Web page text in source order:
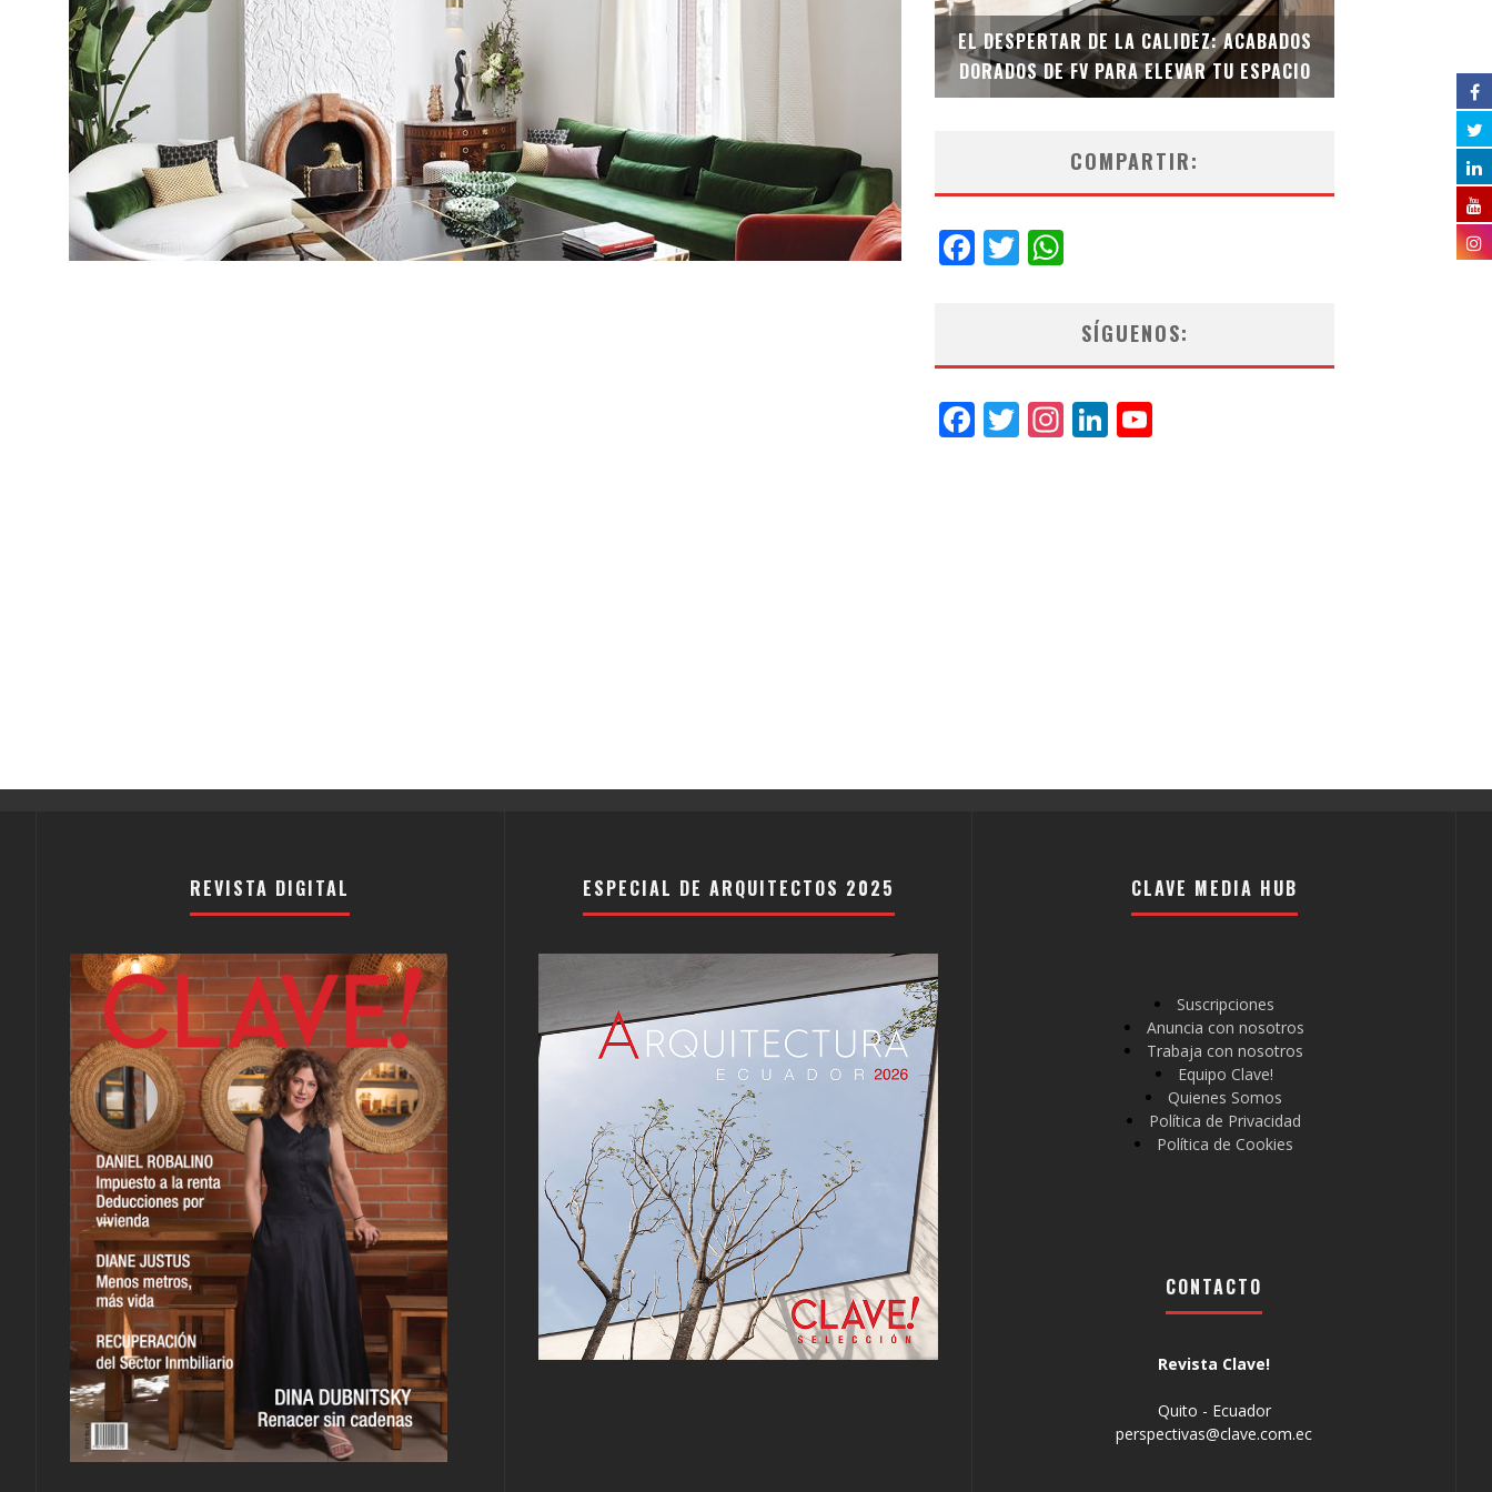
SAINT-GOBAIN IMPTEK – XI CONVENCIÓN
INTERNACIONAL
EL DESPERTAR DE LA CALIDEZ: ACABADOS
DORADOS DE FV PARA ELEVAR TU ESPACIO
EL INODORO
COMPARTIR:
Facebook
Twitter
SÍGUENOS:
Facebook
Twitter
Instagram
LinkedIn
REVISTA DIGITAL ESPECIAL DE ARQUITECTOS 2025 CLAVE MEDIA HUB
Suscripciones
Anuncia con nosotros
Trabaja con nosotros
Equipo Clave!
Quienes Somos
Política de Privacidad
Política de Cookies
CONTACTO
Revista Clave!
Quito - Ecuador
perspectivas@clave.com.ec